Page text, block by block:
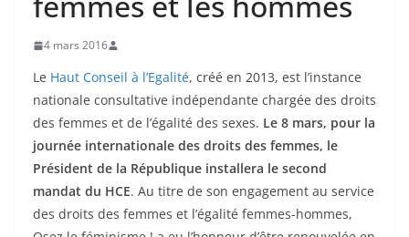
4 mars 2016
Le Haut Conseil à l’Egalité, créé en 2013, est l’instance
nationale consultative indépendante chargée des droits
des femmes et de l’égalité des sexes. Le 8 mars, pour la
journée internationale des droits des femmes, le
Président de la République installera le second
mandat du HCE. Au titre de son engagement au service
des droits des femmes et l’égalité femmes-hommes,